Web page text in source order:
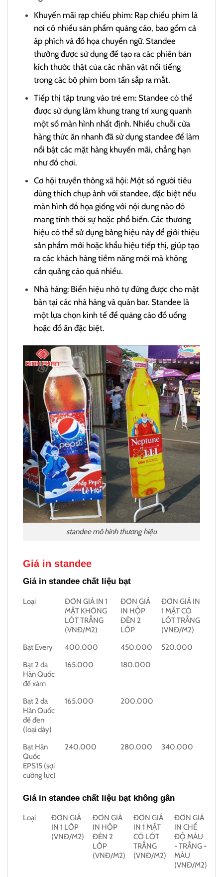
Khuyến mãi rạp chiếu phim: Rạp chiếu phim là
nơi có nhiều sản phẩm quảng cáo, bao gồm cả
áp phích và đồ họa chuyển ngữ. Standee
thường được sử dụng để tạo ra các phiên bản
kích thước thật của các nhân vật nổi tiếng
trong các bộ phim bom tấn sắp ra mắt.
Tiếp thị tập trung vào trẻ em: Standee có thể
được sử dụng làm khung trang trí xung quanh
một số màn hình nhất định. Nhiều chuỗi cửa
hàng thức ăn nhanh đã sử dụng standee để làm
nổi bật các mặt hàng khuyến mãi, chẳng hạn
như đồ chơi.
Cơ hội truyền thông xã hội: Một số người tiêu
dùng thích chụp ảnh với standee, đặc biệt nếu
màn hình đồ họa giống với nội dung nào đó
mang tính thời sự hoặc phổ biến. Các thương
hiệu có thể sử dụng bảng hiệu này để giới thiệu
sản phẩm mới hoặc khẩu hiệu tiếp thị, giúp tạo
ra các khách hàng tiềm năng mới mà không
cần quảng cáo quá nhiều.
Nhà hàng: Biển hiệu nhỏ tự đứng được cho mặt
bàn tại các nhà hàng và quán bar. Standee là
một lựa chọn kinh tế để quảng cáo đồ uống
hoặc đồ ăn đặc biệt.
standee mô hình thương hiệu
Giá in standee
Giá in standee chất liệu bạt
Loại
ĐƠN GIÁ IN 1
MẶT KHÔNG
LÓT TRẮNG
(VNĐ/M2)
ĐƠN GIÁ
IN HỘP
ĐÈN 2
LỚP
ĐƠN GIÁ IN
1 MẶT CÓ
LÓT TRẮNG
(VNĐ/M2)
Bạt Every
400.000 450.000
520.000
Bạt 2 da
Hàn Quốc
đế xám
165.000 180.000
Bạt 2 da
Hàn Quốc
đế đen
(loại dày)
165.000 200.000
Bạt Hàn
Quốc
EPS15 (sợi
cường lực)
240.000 280.000 340.000
Giá in standee chất liệu bạt không gân
Loại
ĐƠN GIÁ
IN 1 LỚP
(VNĐ/M2)
ĐƠN GIÁ
IN HỘP
ĐÈN 2
LỚP
(VNĐ/M2)
ĐƠN GIÁ
IN 1 MẶT
CÓ LÓT
TRẮNG
(VNĐ/M2)
ĐƠN GIÁ
IN CHẾ
ĐỘ MÀU
- TRẮNG -
MÀU
(VNĐ/M2)